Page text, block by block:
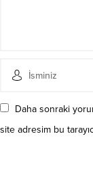
Daha sonraki
site adresim bu